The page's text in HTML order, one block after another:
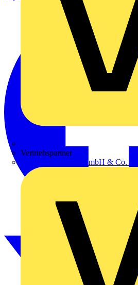
Vertriebspartner
Adalbert Zajadacz GmbH & Co. KG